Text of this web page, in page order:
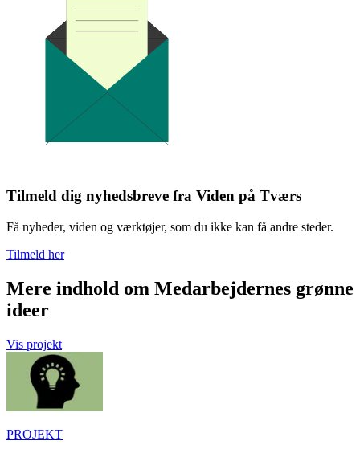
Tilmeld dig nyhedsbreve fra Viden på Tværs
Få nyheder, viden og værktøjer, som du ikke kan få andre steder.
Tilmeld her
Mere indhold om Medarbejdernes grønne
ideer
Vis projekt
PROJEKT